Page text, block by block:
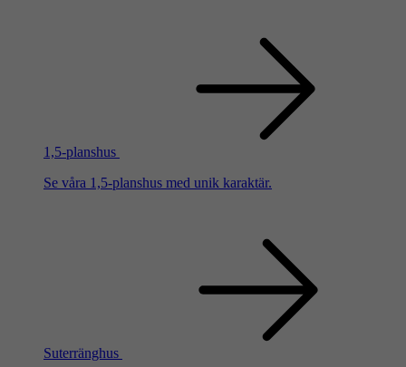
1,5-planshus
Se våra 1,5-planshus med unik karaktär.
Suterränghus